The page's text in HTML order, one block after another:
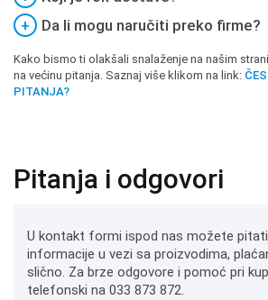
+
Da li mogu naručiti preko firme?
Kako bismo ti olakšali snalaženje na našim
na većinu pitanja. Saznaj više klikom na link:
PITANJA?
Pitanja i odgovori
U kontakt formi ispod nas možete
informacije u vezi sa proizvodima,
slično. Za brze odgovore i pomoć pri
telefonski na 033 873 872.